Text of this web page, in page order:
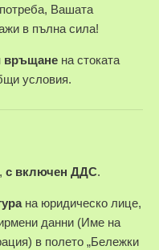
Вашата
в пълна сила!
връщане на стоката
условия.
с включен ДДС.
на юридическо лице,
данни (Име на
в полето „Бележки